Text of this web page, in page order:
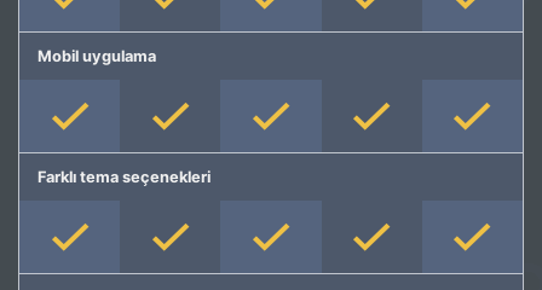
Mobil uygulama
Farklı tema seçenekleri